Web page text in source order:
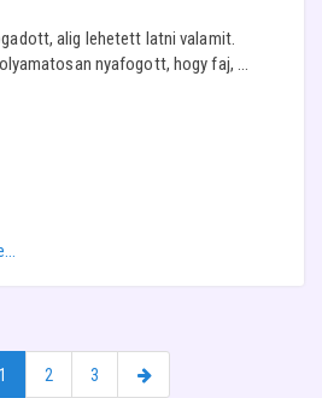
alig lehetett latni valamit.
nyafogott, hogy faj, ...
1 2 3